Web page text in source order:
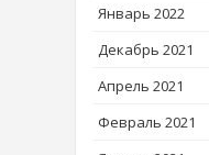
Январь 2022
Декабрь 2021
Апрель 2021
Февраль 2021